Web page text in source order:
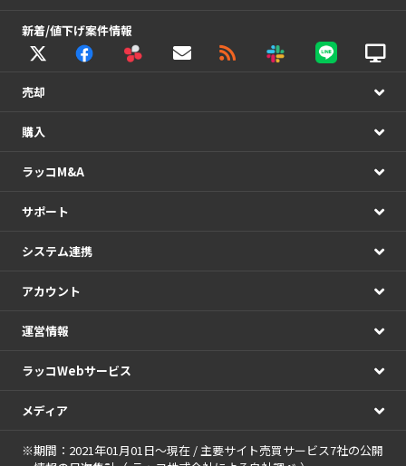
新着/値下げ案件情報
売却
購入
ラッコM&A
サポート
システム連携
アカウント
運営情報
ラッコWebサービス
メディア
※期間：2021年01月01日～現在 / 主要サイト売買サービス7社の公開